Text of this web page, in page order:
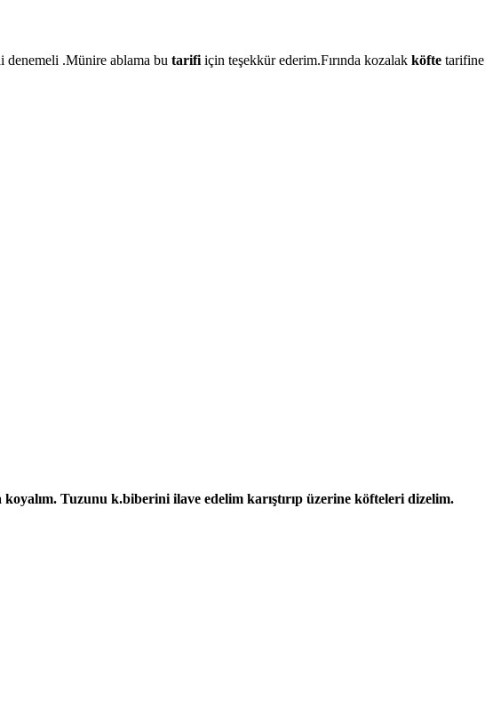
denemeli .Münire ablama bu tarifi için teşekkür ederim.Fırında kozalak köfte tarifine
Tuzunu k.biberini ilave edelim karıştırıp üzerine köfteleri dizelim.